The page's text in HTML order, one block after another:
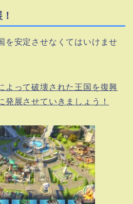
を安定させなくてはいけませ
よって破壊された王国を復興
発展させていきましょう！